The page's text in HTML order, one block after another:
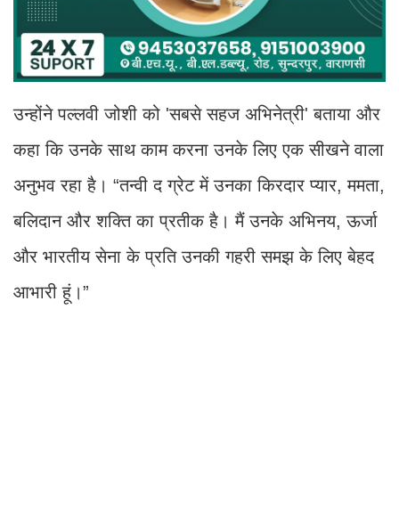
उन्होंने पल्लवी जोशी को 'सबसे सहज अभिनेत्री' बताया और
कहा कि उनके साथ काम करना उनके लिए एक सीखने वाला
अनुभव रहा है। “तन्वी द ग्रेट में उनका किरदार प्यार, ममता,
बलिदान और शक्ति का प्रतीक है। मैं उनके अभिनय, ऊर्जा
और भारतीय सेना के प्रति उनकी गहरी समझ के लिए बेहद
आभारी हूं।”